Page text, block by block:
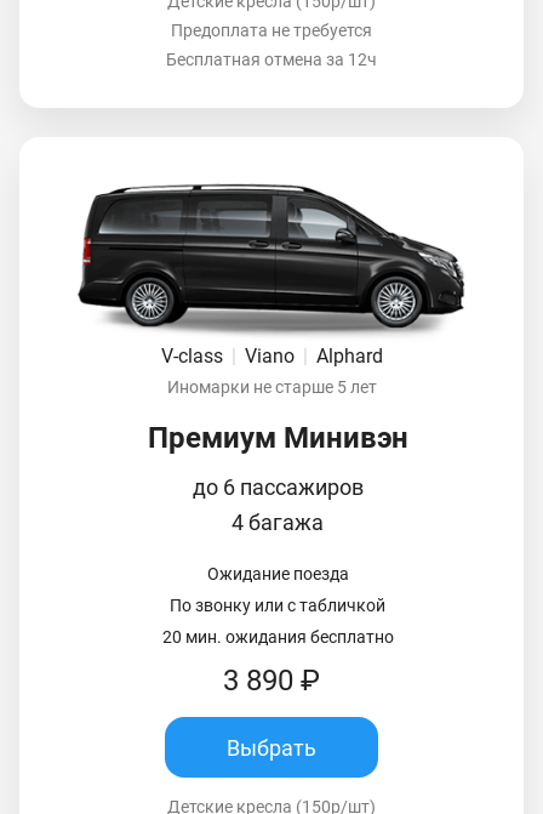
Предоплата не требуется
Бесплатная отмена за 12ч
V-class Viano Alphard
Иномарки не старше 5 лет
Премиум Минивэн
до 6 пассажиров
4 багажа
Ожидание поезда
По звонку или с табличкой
20 мин. ожидания бесплатно
3 890 ₽
Выбрать
Детские кресла (150р/шт)